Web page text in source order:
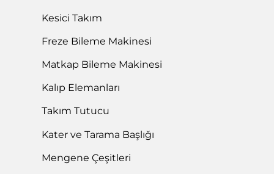
Kesici Takım
Freze Bileme Makinesi
Matkap Bileme Makinesi
Kalıp Elemanları
Takım Tutucu
Kater ve Tarama Başlığı
Mengene Çeşitleri